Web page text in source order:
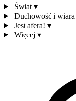
Świat ▾
Duchowość i wiara
Jest afera! ▾
Więcej ▾